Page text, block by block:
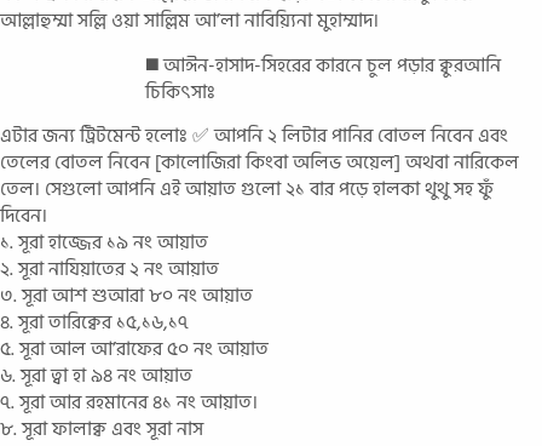
আল্লাহুম্মা সল্লি ওয়া সাল্লিম আ’লা নাবিয়্যিনা মুহাম্মাদ।
◼️ আঈন-হাসাদ-সিহরের কারনে চুল পড়ার ক্বুরআনি
চিকিৎসাঃ
এটার জন্য ট্রিটমেন্ট হলোঃ ✅ আপনি ২ লিটার পানির বোতল নিবেন এবং
তেলের বোতল নিবেন [কালোজিরা কিংবা অলিভ অয়েল] অথবা নারিকেল
তেল। সেগুলো আপনি এই আয়াত গুলো ২১ বার পড়ে হালকা থুথু সহ ফুঁ
দিবেন।
১. সূরা হাজ্জের ১৯ নং আয়াত
২. সূরা নাযিয়াতের ২ নং আয়াত
৩. সূরা আশ শুআরা ৮০ নং আয়াত
৪. সূরা তারিক্বের ১৫,১৬,১৭
৫. সূরা আল আ’রাফের ৫০ নং আয়াত
৬. সূরা ত্বা হা ৯৪ নং আয়াত
৭. সূরা আর রহমানের ৪১ নং আয়াত।
৮. সূরা ফালাক্ব এবং সূরা নাস